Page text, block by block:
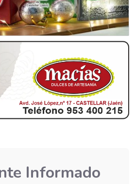
Informado